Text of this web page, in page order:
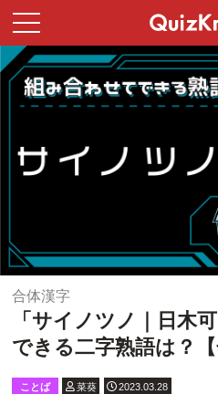
合体漢字
「サイノツノ｜日木
できる二字熟語は？【
ことば 菜葵 2023.03.28